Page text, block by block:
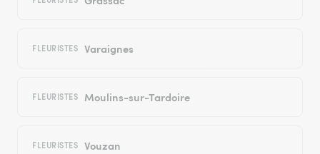
FLEURISTES Varaignes
FLEURISTES Moulins-sur-Tardoire
FLEURISTES Vouzan